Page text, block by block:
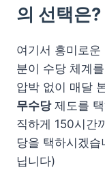
의 선택은?
여기서 흥미로
분이 수당 체계
압박 없이 매달
무수당제도를 택
직하게 150시간
당을 택하시겠
닙니다)